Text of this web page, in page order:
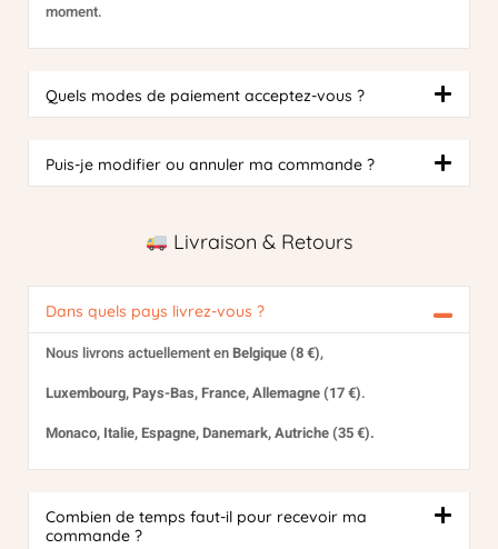
moment.
Quels modes de paiement acceptez-vous ?
Puis-je modifier ou annuler ma commande ?
Livraison & Retours
Dans quels pays livrez-vous ?
Nous livrons actuellement enBelgique (8 €),
Luxembourg, Pays-Bas, France, Allemagne (17 €).
Monaco, Italie, Espagne, Danemark, Autriche (35 €).
Combien de temps faut-il pour recevoir ma
commande ?